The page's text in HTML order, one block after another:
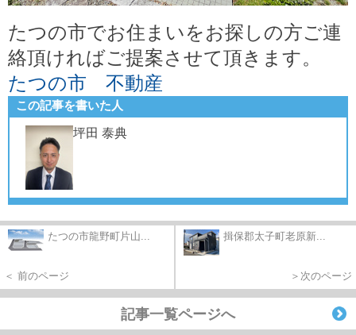
たつの市でお住まいをお探しの方ご連
絡頂ければご提案させて頂きます。
たつの市 不動産
この記事を書いた人
坪田 泰典
たつの市龍野町片山...
＜ 前のページ
揖保郡太子町老原新...
＞次のページ
記事一覧ページへ